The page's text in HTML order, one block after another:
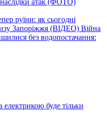
руїни: як сьогодні
Запоріжжя (ВІДЕО) Війна
без водопостачання:
буде тільки